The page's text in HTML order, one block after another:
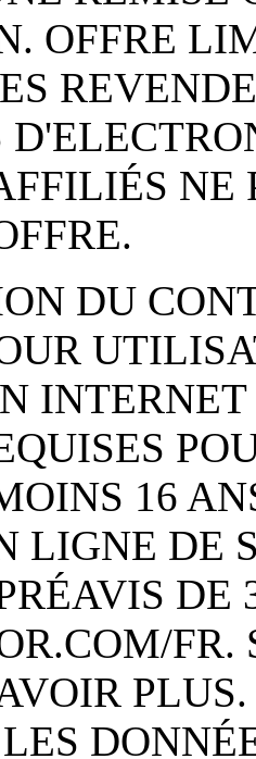
OFFRE
NE
DU
16
LIGNE DE
DE
FR.